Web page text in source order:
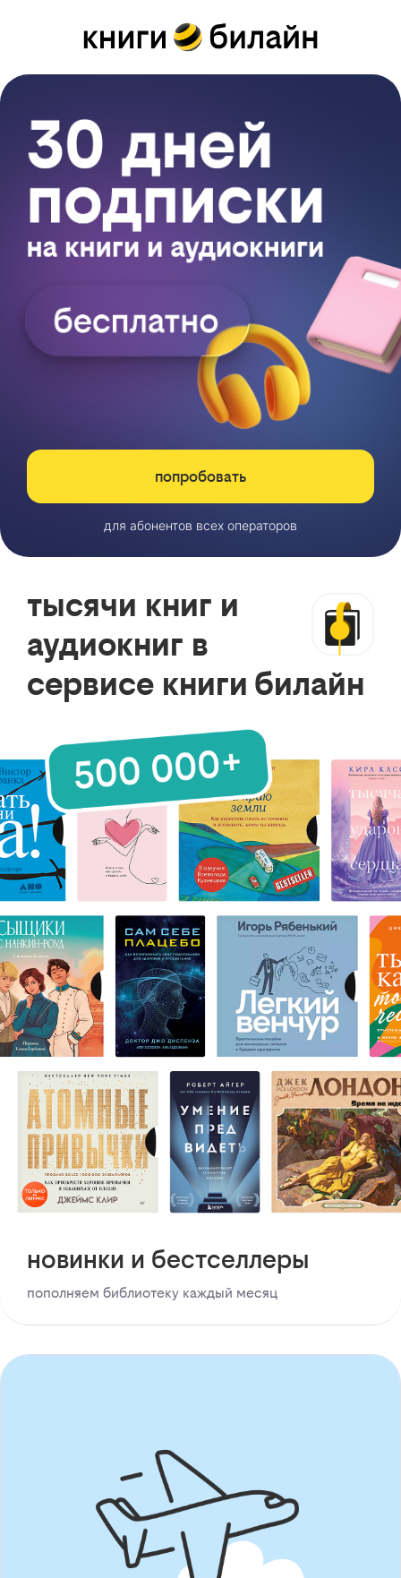
попробовать
для абонентов всех операторов
тысячи книг и
аудиокниг в
сервисе книги билайн
новинки и бестселлеры
пополняем библиотеку каждый месяц